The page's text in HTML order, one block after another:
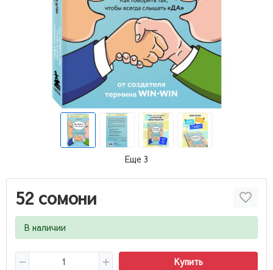
Еще 3
52 сомони
В наличии
Купить